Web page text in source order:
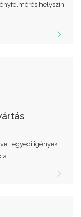
helyszín
egyedi igények